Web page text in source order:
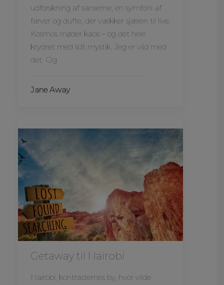
udforskning af sanserne, en symfoni af
farver og dufte, der vækker sjælen til live.
Kosmos møder kaos – og det hele
krydret med lidt mystik. Jeg er vild med
det. Og
Jane Away
Getaway til Nairobi
Nairobi, kontrasternes by, hvor vilde